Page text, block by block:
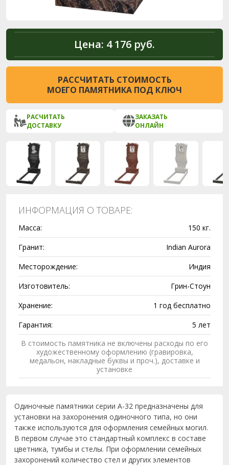
Цена: 4 176 руб.
РАССЧИТАТЬ СТОИМОСТЬ
МОЕГО ПАМЯТНИКА ПОД КЛЮЧ
РАСЧИТАТЬ
ДОСТАВКУ
ЗАКАЗАТЬ
ОНЛАЙН
ИНФОРМАЦИЯ О ТОВАРЕ:
Масса:
150 кг.
Гранит:
Indian Aurora
Месторождение:
Индия
Изготовитель:
Грин-Стоун
Хранение:
1 год бесплатно
Гарантия:
5 лет
В стоимость памятника не включены расходы по его
художественному оформлению (гравировка,
медальон, накладные буквы и проч.), доставке и
установке
Одиночные памятники серии A-32 предназначены для
установки на захоронения одиночного типа, но они
также используются для оформления семейных могил.
В первом случае это стандартный комплекс в составе
цветника, тумбы и стелы. При оформлении семейных
захоронений количество стел и других элементов